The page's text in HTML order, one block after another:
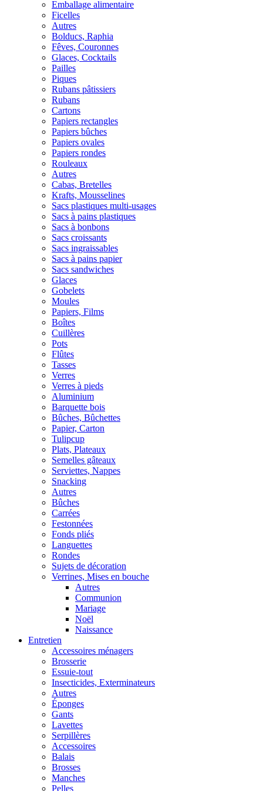
Emballage alimentaire
Ficelles
Autres
Bolducs, Raphia
Fêves, Couronnes
Glaces, Cocktails
Pailles
Piques
Rubans pâtissiers
Rubans
Cartons
Papiers rectangles
Papiers bûches
Papiers ovales
Papiers rondes
Rouleaux
Autres
Cabas, Bretelles
Krafts, Mousselines
Sacs plastiques multi-usages
Sacs à pains plastiques
Sacs à bonbons
Sacs croissants
Sacs ingraissables
Sacs à pains papier
Sacs sandwiches
Glaces
Gobelets
Moules
Papiers, Films
Boîtes
Cuillères
Pots
Flûtes
Tasses
Verres
Verres à pieds
Aluminium
Barquette bois
Bûches, Bûchettes
Papier, Carton
Tulipcup
Plats, Plateaux
Semelles gâteaux
Serviettes, Nappes
Snacking
Autres
Bûches
Carrées
Festonnées
Fonds pliés
Languettes
Rondes
Sujets de décoration
Verrines, Mises en bouche
Autres
Communion
Mariage
Noël
Naissance
Entretien
Accessoires ménagers
Brosserie
Essuie-tout
Insecticides, Exterminateurs
Autres
Éponges
Gants
Lavettes
Serpillères
Accessoires
Balais
Brosses
Manches
Pelles